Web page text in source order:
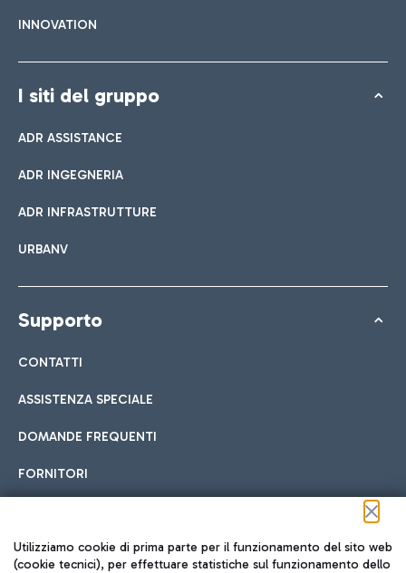
INNOVATION
I siti del gruppo
ADR ASSISTANCE
ADR INGEGNERIA
ADR INFRASTRUTTURE
URBANV
Supporto
CONTATTI
ASSISTENZA SPECIALE
DOMANDE FREQUENTI
FORNITORI
Seguici sui social
Utilizziamo cookie di prima parte per il funzionamento del sito web
(cookie tecnici), per effettuare statistiche sul funzionamento dello